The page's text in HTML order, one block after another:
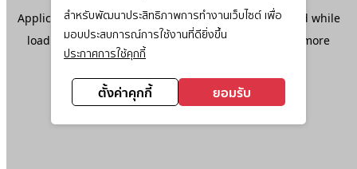
สำหรับพัฒนาประสิทธิภาพการทำงานเว็บไซต์ เพื่อ
มอบประสบการณ์การใช้งานที่ดียิ่งขึ้น
ประกาศการใช้คุกกี้
ตั้งค่าคุกกี้ ยอมรับ
Application error: aclient-side exception has occurred while
loadingwww.ktc.co.th(see the browser console
for more
information).